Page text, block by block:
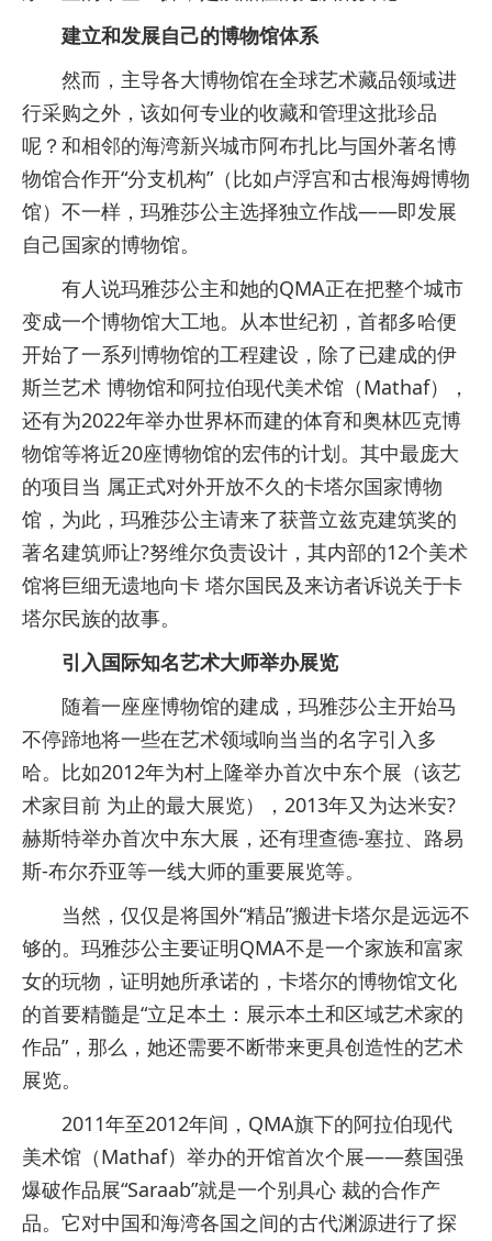
建立和发展自己的博物馆体系
然而，主导各大博物馆在全球艺术藏品领域进
行采购之外，该如何专业的收藏和管理这批珍品
呢？和相邻的海湾新兴城市阿布扎比与国外著名博
物馆合作开“分支机构”（比如卢浮宫和古根海姆博物
馆）不一样，玛雅莎公主选择独立作战——即发展
自己国家的博物馆。
有人说玛雅莎公主和她的QMA正在把整个城市
变成一个博物馆大工地。从本世纪初，首都多哈便
开始了一系列博物馆的工程建设，除了已建成的伊
斯兰艺术 博物馆和阿拉伯现代美术馆（Mathaf），
还有为2022年举办世界杯而建的体育和奥林匹克博
物馆等将近20座博物馆的宏伟的计划。其中最庞大
的项目当 属正式对外开放不久的卡塔尔国家博物
馆，为此，玛雅莎公主请来了获普立兹克建筑奖的
著名建筑师让?努维尔负责设计，其内部的12个美术
馆将巨细无遗地向卡 塔尔国民及来访者诉说关于卡
塔尔民族的故事。
引入国际知名艺术大师举办展览
随着一座座博物馆的建成，玛雅莎公主开始马
不停蹄地将一些在艺术领域响当当的名字引入多
哈。比如2012年为村上隆举办首次中东个展（该艺
术家目前 为止的最大展览），2013年又为达米安?
赫斯特举办首次中东大展，还有理查德-塞拉、路易
斯-布尔乔亚等一线大师的重要展览等。
当然，仅仅是将国外“精品”搬进卡塔尔是远远不
够的。玛雅莎公主要证明QMA不是一个家族和富家
女的玩物，证明她所承诺的，卡塔尔的博物馆文化
的首要精髓是“立足本土：展示本土和区域艺术家的
作品”，那么，她还需要不断带来更具创造性的艺术
展览。
2011年至2012年间，QMA旗下的阿拉伯现代
美术馆（Mathaf）举办的开馆首次个展——蔡国强
爆破作品展“Saraab”就是一个别具心 裁的合作产
品。它对中国和海湾各国之间的古代渊源进行了探